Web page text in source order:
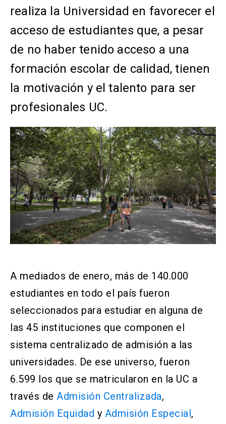
realiza la Universidad en favorecer el
acceso de estudiantes que, a pesar
de no haber tenido acceso a una
formación escolar de calidad, tienen
la motivación y el talento para ser
profesionales UC.
A mediados de enero, más de 140.000
estudiantes en todo el país fueron
seleccionados para estudiar en alguna de
las 45 instituciones que componen el
sistema centralizado de admisión a las
universidades. De ese universo, fueron
6.599 los que se matricularon en la UC a
través de Admisión Centralizada,
Admisión Equidad y Admisión Especial,